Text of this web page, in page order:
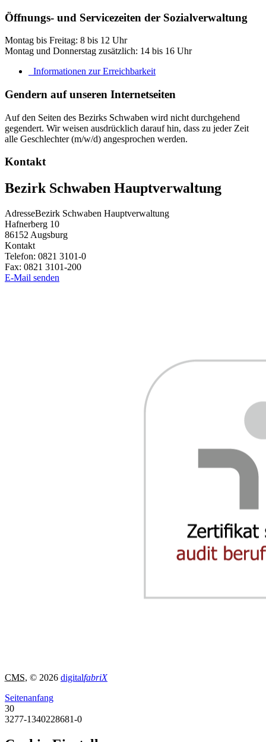
Öffnungs- und Servicezeiten der Sozialverwaltung
Montag bis Freitag: 8 bis 12 Uhr
Montag und Donnerstag zusätzlich: 14 bis 16 Uhr
Informationen zur Erreichbarkeit
Gendern auf unseren Internetseiten
Auf den Seiten des Bezirks Schwaben wird nicht durchgehend
gegendert. Wir weisen ausdrücklich darauf hin, dass zu jeder Zeit
alle Geschlechter (m/w/d) angesprochen werden.
Kontakt
Bezirk Schwaben Hauptverwaltung
AdresseBezirk Schwaben Hauptverwaltung
Hafnerberg 10
86152 Augsburg
Kontakt
Telefon: 0821 3101-0
Fax: 0821 3101-200
E-Mail senden
CMS, © 2026 digitalfabriX
Seitenanfang
30
3277-1340228681-0